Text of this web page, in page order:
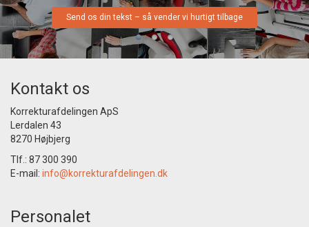
Send os din tekst – så vender vi hurtigt tilbage
Kontakt os
Korrekturafdelingen ApS
Lerdalen 43
8270 Højbjerg
Tlf.: 87 300 390
E-mail: info@korrekturafdelingen.dk
Personalet